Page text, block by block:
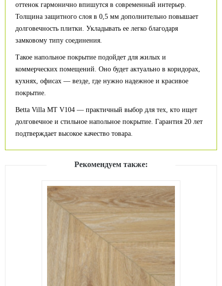
оттенок гармонично впишутся в современный интерьер.
Толщина защитного слоя в 0,5 мм дополнительно повышает
долговечность плитки. Укладывать ее легко благодаря
замковому типу соединения.
Такое напольное покрытие подойдет для жилых и
коммерческих помещений. Оно будет актуально в коридорах,
кухнях, офисах — везде, где нужно надежное и красивое
покрытие.
Betta Villa MT V104 — практичный выбор для тех, кто ищет
долговечное и стильное напольное покрытие. Гарантия 20 лет
подтверждает высокое качество товара.
Рекомендуем также: